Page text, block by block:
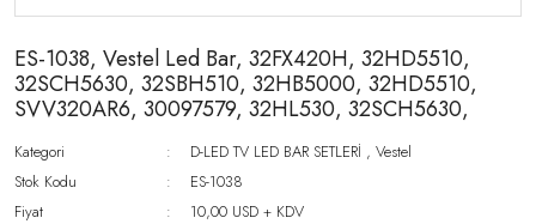
ES-1038, Vestel Led Bar, 32FX420H, 32HD5510,
32SCH5630, 32SBH510, 32HB5000, 32HD5510,
SVV320AR6, 30097579, 32HL530, 32SCH5630,
Kategori D-LED TV LED BAR SETLERİ ,Vestel
Stok Kodu
ES-1038
Fiyat
10,00 USD + KDV